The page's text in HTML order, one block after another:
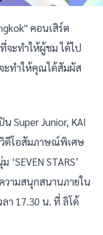
คอนเสิร์ต
จะทำให้ผู้ชม ได้ไป
ะทำให้คุณได้สัมผัส
Super Junior, KAI
วิดีโอสัมภาษณ์พิเศษ
STARS’
วามสนุกสนานภายใน
า 17.30 น. ที่ ลิโด้